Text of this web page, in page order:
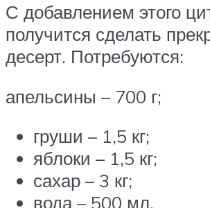
С добавлением этого
получится сделать
десерт. Потребуются:
апельсины – 700 г;
груши – 1,5 кг;
яблоки – 1,5 кг;
сахар – 3 кг;
вода – 500 мл.